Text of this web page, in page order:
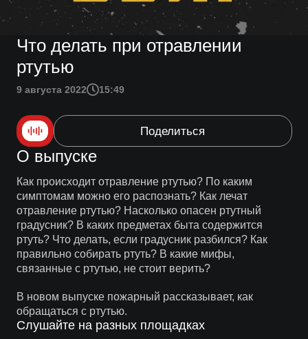
Что делать при отравлении
ртутью
9 августа 2022 15:49
Поделиться
О выпуске
Как происходит отравление ртутью? По каким
симптомам можно его распознать? Как лечат
отравление ртутью? Насколько опасен ртутный
градусник? В каких предметах быта содержится
ртуть? Что делать, если градусник разбился? Как
правильно собирать ртуть? В какие мифы,
связанные с ртутью, не стоит верить?
В новом выпуске пожарный рассказывает, как
обращаться с ртутью.
Слушайте на разных площадках